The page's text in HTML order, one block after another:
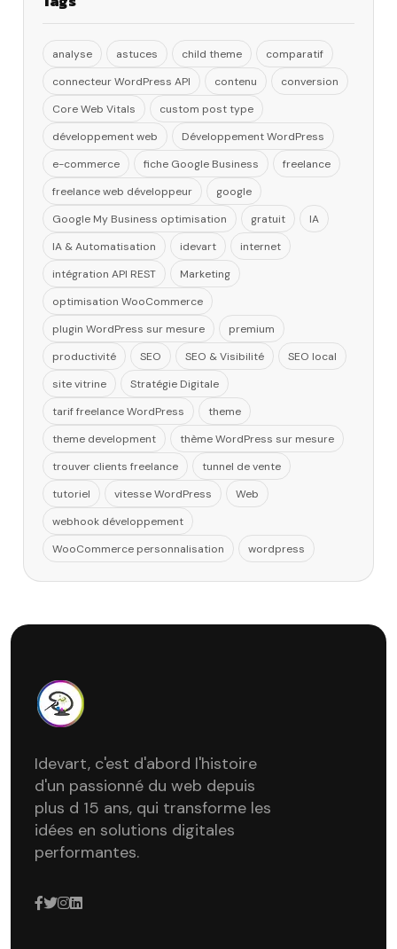
analyse astuces child theme
comparatif
connecteur WordPress API
contenu
conversion
Core Web Vitals
custom post type
développement web
Développement WordPress
e-commerce
fiche Google Business
freelance
freelance web développeur
google
Google My Business optimisation
gratuit
IA
IA & Automatisation
idevart
internet
intégration API REST
Marketing
optimisation WooCommerce
plugin WordPress sur mesure
premium
productivité
SEO SEO & Visibilité
SEO local
site vitrine
Stratégie Digitale
tarif freelance WordPress
theme
theme development
thème WordPress sur mesure
trouver clients freelance
tunnel de vente
tutoriel
vitesse WordPress
Web
webhook développement
WooCommerce personnalisation
wordpress
Idevart, c'est d'abord l'histoire
d'un passionné du web depuis
plus d 15 ans, qui transforme les
idées en solutions digitales
performantes.